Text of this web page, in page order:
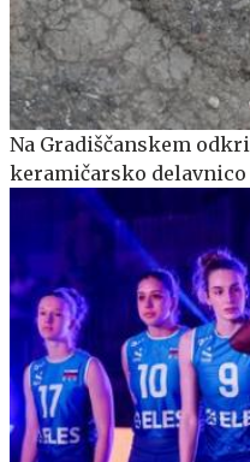
Na Gradiščanskem
keramičarsko delavnico